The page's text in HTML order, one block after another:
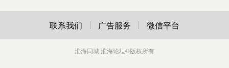
联系我们 广告服务 微信平台
淮海同城 淮海论坛©版权所有